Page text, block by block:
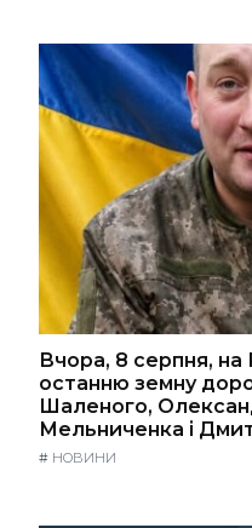
Вчора, 8 серпня, на
останню земну
Шаленого,
Мельниченка і
# НОВИНИ